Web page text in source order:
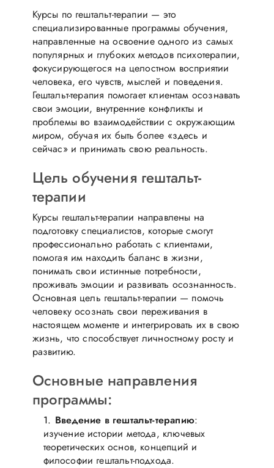
Курсы по гештальт-терапии — это
специализированные программы обучения,
направленные на освоение одного из самых
популярных и глубоких методов психотерапии,
фокусирующегося на целостном восприятии
человека, его чувств, мыслей и поведения.
Гештальт-терапия помогает клиентам осознавать
свои эмоции, внутренние конфликты и
проблемы во взаимодействии с окружающим
миром, обучая их быть более «здесь и
сейчас» и принимать свою реальность.
Цель обучения гештальт-
терапии
Курсы гештальт-терапии направлены на
подготовку специалистов, которые смогут
профессионально работать с клиентами,
помогая им находить баланс в жизни,
понимать свои истинные потребности,
проживать эмоции и развивать осознанность.
Основная цель гештальт-терапии — помочь
человеку осознать свои переживания в
настоящем моменте и интегрировать их в свою
жизнь, что способствует личностному росту и
развитию.
Основные направления
программы:
Введение в гештальт-терапию:
изучение истории метода, ключевых
теоретических основ, концепций и
философии гештальт-подхода.